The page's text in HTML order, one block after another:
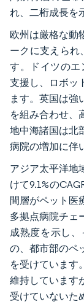
れ、二桁成長を
欧州は厳格な動
ークに支えられ
す。ドイツのエ
支援し、ロボッ
ます。英国は強
を組み合わせ、
地中海諸国は北
病院の増加に伴
アジア太平洋地
けて9.1%の
間層がペット医
多拠点病院チェ
成熟度を示し
の、都市部のペ
を受けています
維持しています
受けていないた